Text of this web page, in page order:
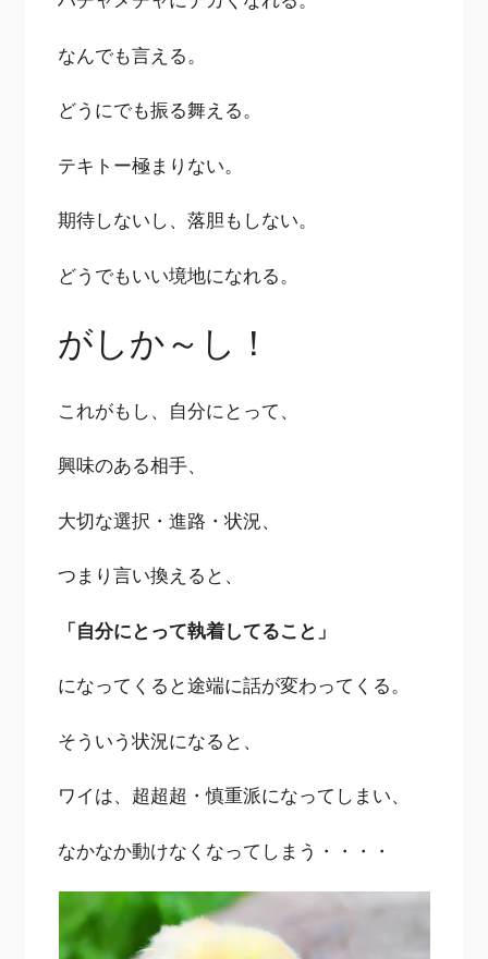
なんでも言える。
どうにでも振る舞える。
テキトー極まりない。
期待しないし、落胆もしない。
どうでもいい境地になれる。
がしか～し！
これがもし、自分にとって、
興味のある相手、
大切な選択・進路・状況、
つまり言い換えると、
「自分にとって執着してること」
になってくると途端に話が変わってくる。
そういう状況になると、
ワイは、超超超・慎重派になってしまい、
なかなか動けなくなってしまう・・・・